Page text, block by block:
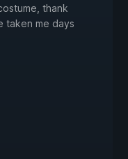
thank
taken me days